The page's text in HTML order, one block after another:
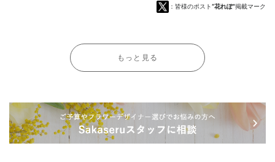
：皆様のポスト“花れぽ”掲載マーク
もっと見る